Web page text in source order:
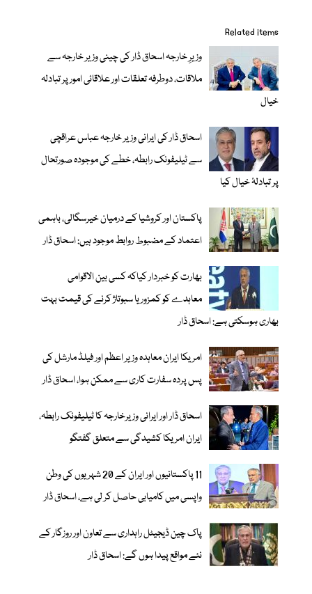
Related items
وزیرِ خارجہ اسحاق ڈار کی چینی وزیر خارجہ سے
ملاقات، دوطرفہ تعلقات اور علاقائی امور پر تبادلہ
خیال
اسحاق ڈار کی ایرانی وزیر خارجہ عباس عراقچی
سے ٹیلیفونک رابطہ، خطے کی موجودہ صورتحال
پر تبادلۂ خیال کیا
پاکستان اور کروشیا کے درمیان خیرسگالی، باہمی
اعتماد کے مضبوط روابط موجود ہیں: اسحاق ڈار
بھارت کو خبردار کیاکہ کسی بین الاقوامی
معاہدے کو کمزور یا سبوتاژ کرنے کی قیمت بہت
بھاری ہوسکتی ہے: اسحاق ڈار
امریکا ایران معاہدہ وزیر اعظم اور فیلڈ مارشل کی
پس پردہ سفارت کاری سے ممکن ہوا، اسحاق ڈار
اسحاق ڈار اور ایرانی وزیرخارجہ کا ٹیلیفونک رابطہ،
ایران امریکا کشیدگی سے متعلق گفتگو
11 پاکستانیوں اور ایران کے 20 شہریوں کی وطن
واپسی میں کامیابی حاصل کر لی ہے، اسحاق ڈار
پاک چین ڈیجیٹل راہداری سے تعاون اور روزگار کے
نئے مواقع پیدا ہوں گے: اسحاق ڈار